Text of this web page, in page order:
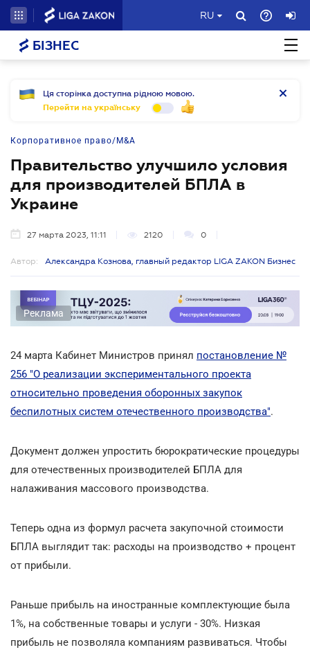
RU
БІЗНЕС
Ця сторінка доступна рідною мовою.
Перейти на українську
Корпоративное право/M&A
Правительство улучшило условия
для производителей БПЛА в
Украине
27 марта 2023, 11:11 2120 0
Автор: Александра Кознова, главный редактор LIGA ZAKON Бизнес
Реклама
24 марта Кабинет Министров принял постановление №
256 "О реализации экспериментального проекта
относительно проведения оборонных закупок
беспилотных систем отечественного производства".
Документ должен упростить бюрократические процедуры
для отечественных производителей БПЛА для
налаживания массового производства.
Теперь одна из формул расчета закупочной стоимости
БПЛА выглядит так: расходы на производство + процент
от прибыли.
Раньше прибыль на иностранные комплектующие была
1%, на собственные товары и услуги - 30%. Низкая
прибыль не позволяла компаниям развиваться. Чтобы